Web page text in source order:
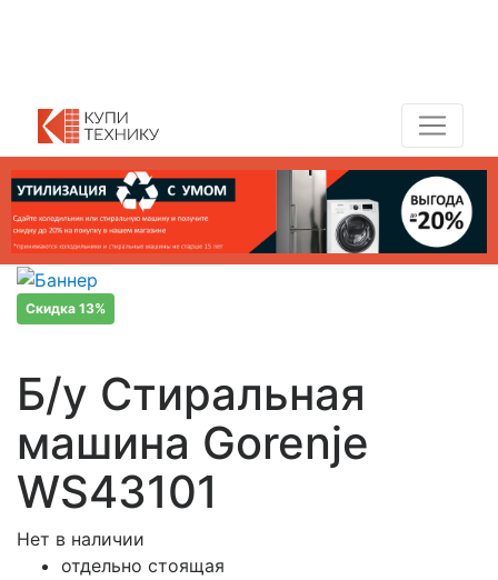
Скидка 13%
Б/у Стиральная
машина Gorenje
WS43101
Нет в наличии
отдельно стоящая